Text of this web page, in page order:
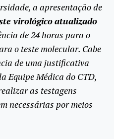
a apresentação de
virológicoatualizado
de 24 horas para o
o teste molecular. Cabe
de uma justificativa
Equipe Médica do CTD,
as testagens
necessárias por meios